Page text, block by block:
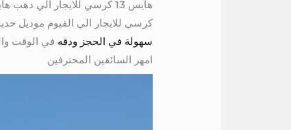
كرسي للايجار الي الفيوم
سهولة في الحجز ودقه في الوقت
امهر السائقين المحترفين